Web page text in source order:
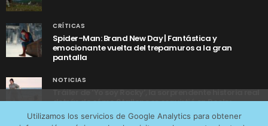
CRÍTICAS
Spider-Man: Brand New Day | Fantástica y
emocionante vuelta del trepamuros a la gran
pantalla
NOTICIAS
Tráiler de ‘Yo soy Rocky’, la sorprendente historia real
detrás de cómo Stallone se convirtió en Rocky
Utilizamos los servicios de Google Analytics para obtener
tráfico web que recibimos y conocer los servicios que